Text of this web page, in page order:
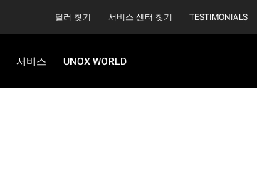
딜러 찾기 서비스 센터 찾기 TESTIMONIALS
서비스 UNOX WORLD